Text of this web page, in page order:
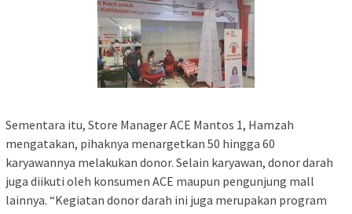
Sementara itu, Store Manager ACE Mantos 1, Hamzah
mengatakan, pihaknya menargetkan 50 hingga 60
karyawannya melakukan donor. Selain karyawan, donor darah
juga diikuti oleh konsumen ACE maupun pengunjung mall
lainnya. “Kegiatan donor darah ini juga merupakan program